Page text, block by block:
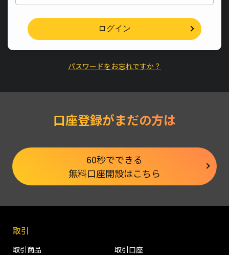
ログイン
パスワードをお忘れですか？
口座登録がまだの方は
60秒でできる
無料口座開設はこちら
取引
取引商品
取引口座